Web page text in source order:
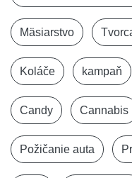
Mäsiarstvo
Koláče kampaň
Candy Cannabis
Požičanie auta